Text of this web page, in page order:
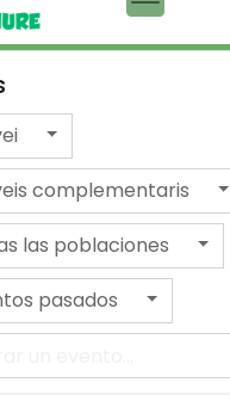
complementaris
las poblaciones
pasados